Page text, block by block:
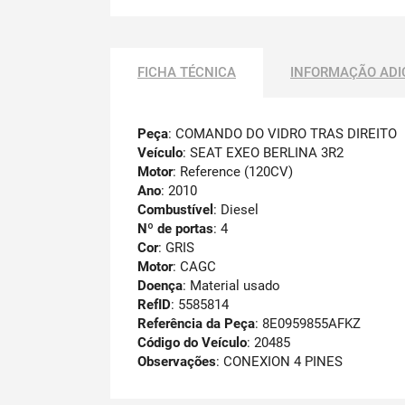
FICHA TÉCNICA INFORMAÇÃO
Peça: COMANDO DO VIDRO TRAS DIREITO
Veículo: SEAT EXEO BERLINA 3R2
Motor: Reference (120CV)
Ano: 2010
Combustível : Diesel
Nº de portas: 4
Cor: GRIS
Motor: CAGC
Doença: Material usado
RefID: 5585814
Referência da Peça: 8E0959855AFKZ
Código do Veículo: 20485
Observações: CONEXION 4 PINES